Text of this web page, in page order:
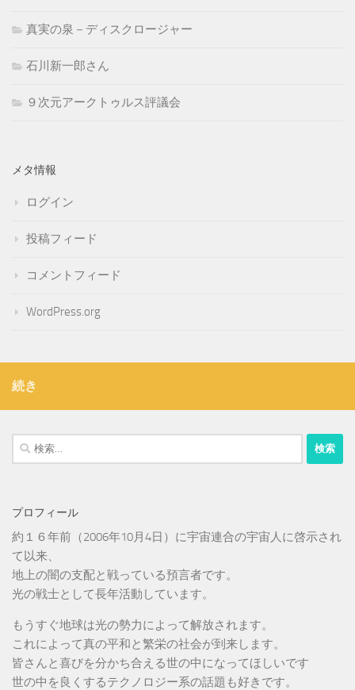
真実の泉－ディスクロージャー
石川新一郎さん
９次元アークトゥルス評議会
メタ情報
ログイン
投稿フィード
コメントフィード
WordPress.org
続き
検
索:
プロフィール
約１６年前（2006年10月4日）に宇宙連合の宇宙人に啓示され
て以来、
地上の闇の支配と戦っている預言者です。
光の戦士として長年活動しています。
もうすぐ地球は光の勢力によって解放されます。
これによって真の平和と繁栄の社会が到来します。
皆さんと喜びを分かち合える世の中になってほしいです
世の中を良くするテクノロジー系の話題も好きです。